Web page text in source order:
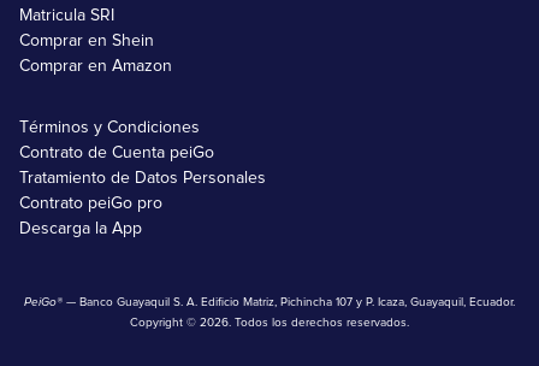
Matricula SRI
Comprar en Shein
Comprar en Amazon
Términos y Condiciones
Contrato de Cuenta peiGo
Tratamiento de Datos Personales
Contrato peiGo pro
Descarga la App
PeiGo® — Banco Guayaquil S. A. Edificio Matriz, Pichincha 107 y P. Icaza, Guayaquil, Ecuador.
Copyright © 2026. Todos los derechos reservados.